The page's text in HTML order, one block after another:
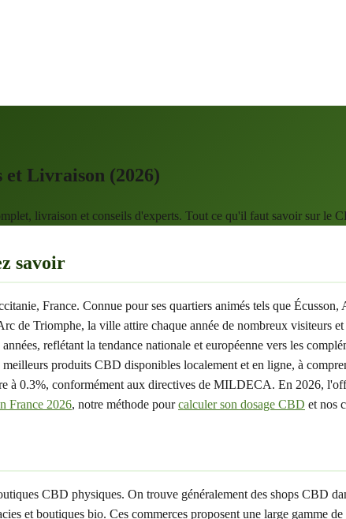
Livraison (2026)
livraison et conseils d'experts. Tout ce qu'il faut savoir sur le
savoir
France. Connue pour ses quartiers animés tels que
de Triomphe, la ville attire chaque année de nombreux visiteurs
reflétant la tendance nationale et européenne vers les
produits CBD disponibles localement et en ligne, à
à 0.3%, conformément aux directives de MILDECA. En 2026,
France 2026, notre méthode pourcalculer son dosage CBD et nos
CBD physiques. On trouve généralement des shops CBD
et boutiques bio. Ces commerces proposent une large gamme